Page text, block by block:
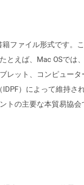
ファイル形式です。
とえば、Mac OSでは
レット、コンピュー
）によって維持さ
トの主要な本貿易協